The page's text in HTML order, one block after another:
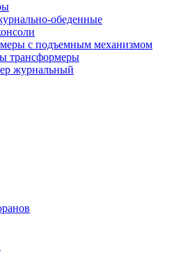
обеденные
с подъемным механизмом
трансформеры
журнальный